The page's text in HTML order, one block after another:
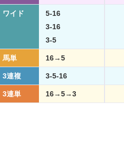
ワイド 5-16
3-16
3-5
馬単 16→5
3連複 3-5-16
3連単 16→5→3